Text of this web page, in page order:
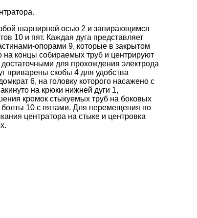
шарнирной осью 2 и запирающимся
10 и пят. Каждая дуга представляет
опорами 9, которые в закрытом
концы собираемых труб и центрируют
для прохождения электрода
приварены скобы 4 для удобства
6, на головку которого насажено с
на крюки нижней дуги 1,
кромок стыкуемых труб на боковых
болты 10 с пятами. Для перемещения по
центратора на стыке и центровка